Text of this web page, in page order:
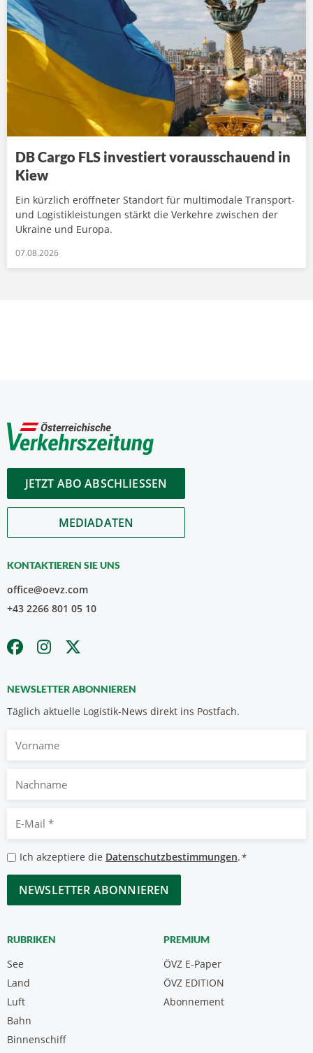
DB Cargo FLS investiert vorausschauend in
Kiew
Ein kürzlich eröffneter Standort für multimodale Transport-
und Logistikleistungen stärkt die Verkehre zwischen der
Ukraine und Europa.
07.08.2026
JETZT ABO ABSCHLIESSEN
MEDIADATEN
KONTAKTIEREN SIE UNS
office@oevz.com
+43 2266 801 05 10
NEWSLETTER ABONNIEREN
Täglich aktuelle Logistik-News direkt ins Postfach.
Nachname
Mail
*
Datenschutzbestimmungen
*
Ich akzeptiere die Datenschutzbestimmungen.*
CAPTCHA
RUBRIKEN
See
Land
Luft
Bahn
Binnenschiff
PREMIUM
ÖVZ E-Paper
Abonnement
ÖVZ EDITION